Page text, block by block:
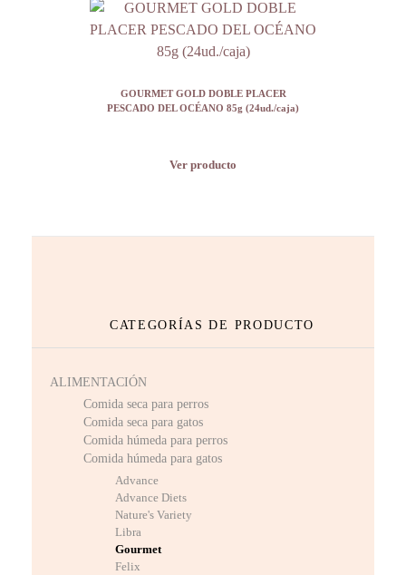
GOURMET GOLD DOBLE PLACER
PESCADO DEL OCÉANO 85g (24ud./caja)
Ver producto
CATEGORÍAS DE PRODUCTO
ALIMENTACIÓN
Comida seca para perros
Comida seca para gatos
Comida húmeda para perros
Comida húmeda para gatos
Advance
Advance Diets
Nature's Variety
Libra
Gourmet
Felix